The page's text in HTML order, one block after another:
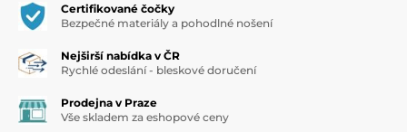
Certifikované čočky
Bezpečné materiály a pohodlné nošení
Nejširší nabídka v ČR
Rychlé odeslání - bleskové doručení
Prodejna v Praze
Vše skladem za eshopové ceny